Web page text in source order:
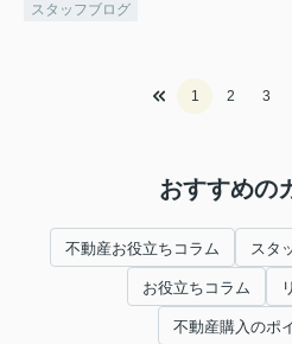
スタッフブログ
1 2 3
おすすめの
不動産お役立ちコラム スタ
お役立ちコラム
不動産購入のポ